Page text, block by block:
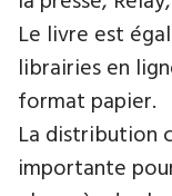
Le livre est
librairies en
format papier.
La distribution
importante